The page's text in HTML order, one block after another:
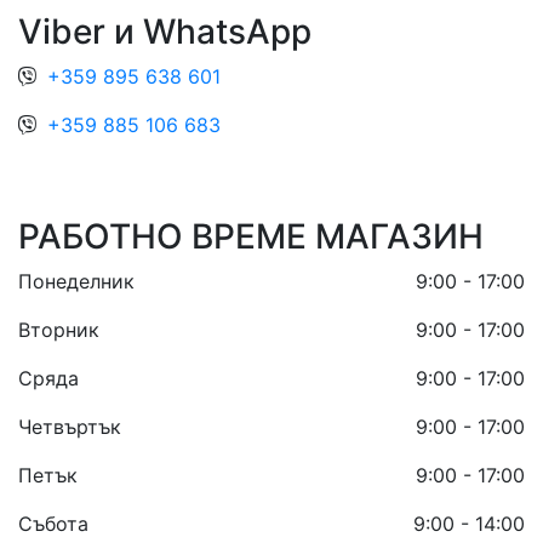
Viber и WhatsApp
+359 895 638 601
+359 885 106 683
РАБОТНО ВРЕМЕ МАГАЗИН
Понеделник
9:00 - 17:00
Вторник
9:00 - 17:00
Сряда
9:00 - 17:00
Четвъртък
9:00 - 17:00
Петък
9:00 - 17:00
Събота
9:00 - 14:00